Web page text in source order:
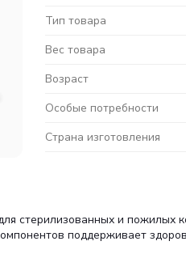
Тип товара
Вес товара
Возраст
Особые потребности
Страна изготовления
стерилизованных и
поддерживает